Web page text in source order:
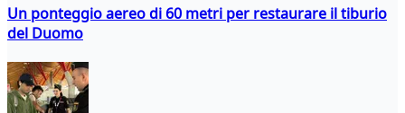
Un ponteggio aereo di 60 metri per restaurare il tiburio
del Duomo